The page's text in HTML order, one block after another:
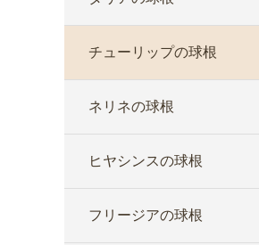
チューリップの球根
ネリネの球根
ヒヤシンスの球根
フリージアの球根